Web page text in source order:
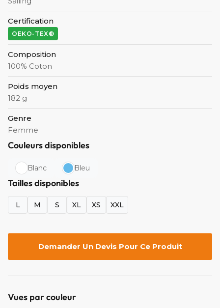
Certification
OEKO-TEX®
Composition
100% Coton
Poids moyen
182 g
Genre
Femme
Couleurs disponibles
Blanc Bleu
Tailles disponibles
L M S XL XS XXL
Demander Un Devis Pour Ce Produit
Vues par couleur